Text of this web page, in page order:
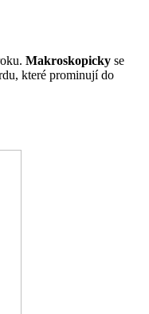
Makroskopicky se
které prominují do